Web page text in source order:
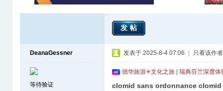
发帖
DeanaGessner
等待验证
发表于 2025-8-4 07:06 只看该作者
德华旅游✳文化之旅 | 瑞典芬兰深度
clomid sans ordonnance